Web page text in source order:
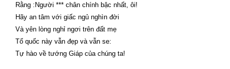
Rằng :Người *** chân chính bậc nhất, ôi!
Hãy an tâm với giấc ngủ nghìn đời
Và yên lòng nghỉ ngơi trên đất mẹ
Tổ quốc này vẫn đẹp và vẫn se:
Tự hào về tướng Giáp của chúng ta!